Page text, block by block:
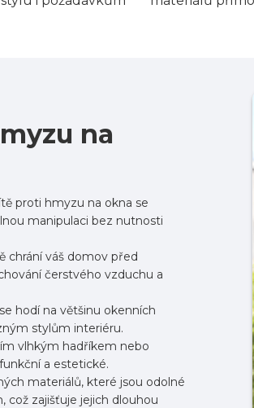
na
proti hmyzu na okna se
manipulaci bez nutnosti
chrání váš domov před
čerstvého vzduchu a
hodí na většinu okenních
stylům interiéru.
vlhkým hadříkem nebo
a estetické.
materiálů, které jsou odolné
což zajišťuje jejich dlouhou